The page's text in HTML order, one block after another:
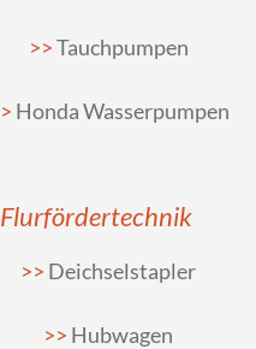
Tauchpumpen
Honda Wasserpumpen
Flurfördertechnik
Deichselstapler
Hubwagen